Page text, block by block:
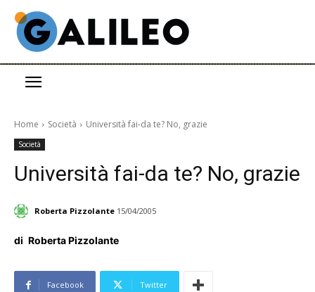
Home Società Università fai-da te? No, grazie
Società
Università fai-da te? No, grazie
Roberta Pizzolante 15/04/2005
di Roberta Pizzolante
Facebook Twitter